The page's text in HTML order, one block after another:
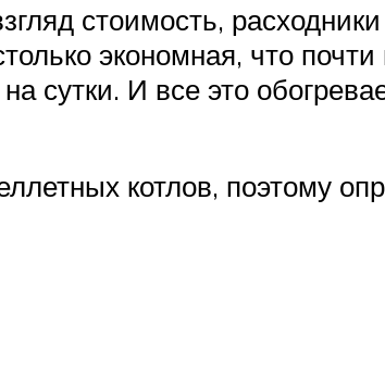
стоимость,
экономная, что
сутки. И все это
котлов, поэтому